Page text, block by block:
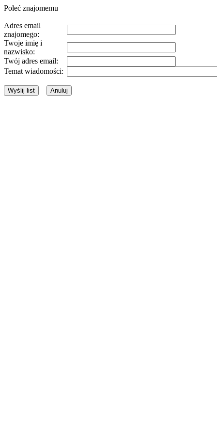
Poleć znajomemu
Adres email
znajomego:
Twoje imię i
nazwisko:
Twój adres email:
Temat wiadomości: